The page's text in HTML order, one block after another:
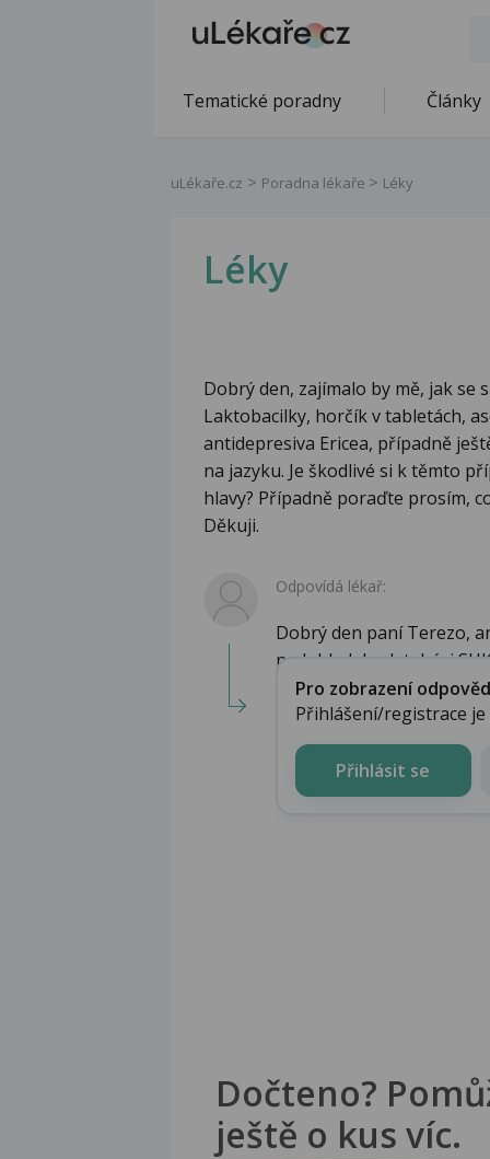
Tematické poradny Články
uLékaře.cz Poradna lékaře Léky
Léky
Dobrý den, zajímalo by mě, jak se
Laktobacilky, horčík v tabletách,
antidepresiva Ericea, případně
na jazyku. Je škodlivé si k těmto
hlavy? Případně poraďte prosím,
Děkuji.
Odpovídá lékař:
Dobrý den paní Terezo,
nedohledal v databázi
Pro zobrazení
Přihlášení/registrace
Přihlásit se
Dočteno?
ještě o kus víc.